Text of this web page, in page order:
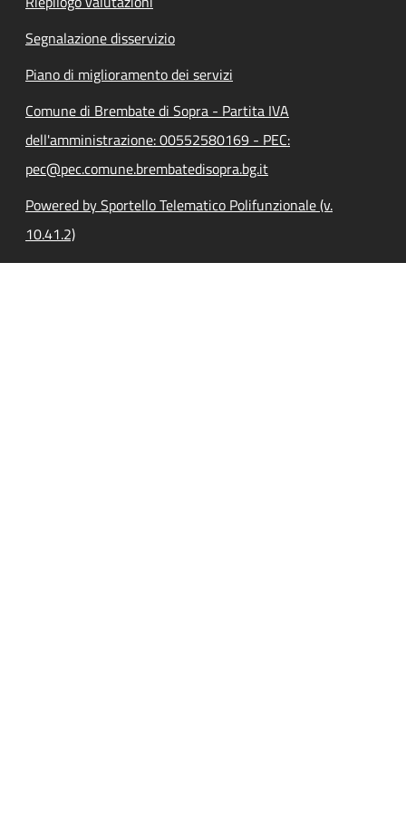
Segnalazione disservizio
Piano di miglioramento dei servizi
Comune di Brembate di Sopra - Partita IVA
dell'amministrazione: 00552580169 - PEC:
pec@pec.comune.brembatedisopra.bg.it
Powered by Sportello Telematico Polifunzionale (v.
10.41.2)